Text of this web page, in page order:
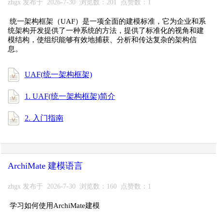
zhgx 发布于 2026-7-30 浏览数：201 点赞数：1
统一架构框架（UAF）是一项全面的建模标准，它为企业和系
统架构开发提供了一种系统的方法，提供了标准化的视角和建
模结构，使组织能够有效地捕获、分析和传达复杂的架构信
息。
UAF(统一架构框架)
1. UAF(统一架构框架)简介
2. 入门指南
ArchiMate 建模语言
zhgx 发布于 2026-7-30 浏览数：160 点赞数：1
学习如何使用ArchiMate建模